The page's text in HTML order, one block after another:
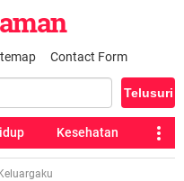
Contact Form
Kesehatan